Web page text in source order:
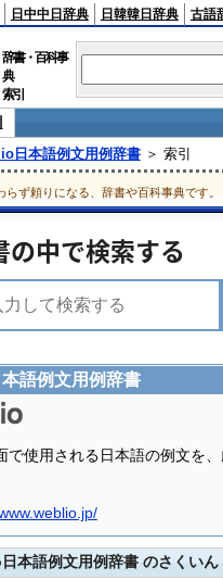
日中中日辞典 日韓韓日辞典 古語
辞書・百科事
典
索引
日本語例文用例辞書＞ 索引
らず頼りになる、辞書や百科事典です。
の中で検索する
語例文用例辞書
で使用される日本語の例文を
本語例文用例辞書 のさくいん